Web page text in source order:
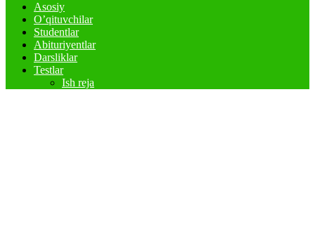
Asosiy
O’qituvchilar
Studentlar
Abituriyentlar
Darsliklar
Testlar
Ish reja